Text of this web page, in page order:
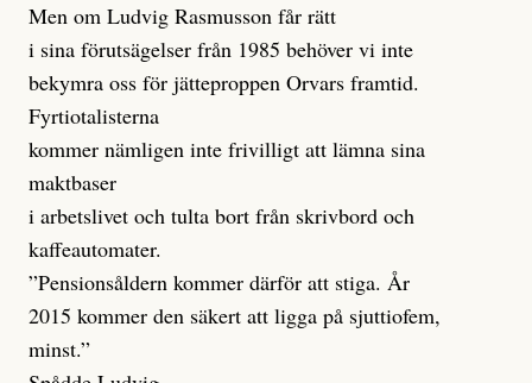
Men om Ludvig Rasmusson får rätt
i sina förutsägelser från 1985 behöver vi inte
bekymra oss för jätteproppen Orvars framtid.
Fyrtiotalisterna
kommer nämligen inte frivilligt att lämna sina
maktbaser
i arbetslivet och tulta bort från skrivbord och
kaffeautomater.
”Pensionsåldern kommer därför att stiga. År
2015 kommer den säkert att ligga på sjuttiofem,
minst.”